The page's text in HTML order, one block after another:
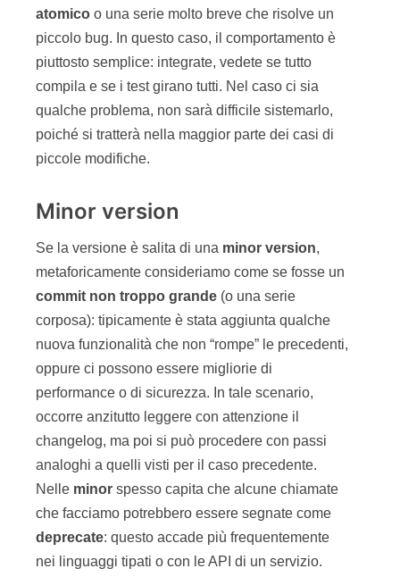
atomico o una serie molto breve che risolve un
piccolo bug. In questo caso, il comportamento è
piuttosto semplice: integrate, vedete se tutto
compila e se i test girano tutti. Nel caso ci sia
qualche problema, non sarà difficile sistemarlo,
poiché si tratterà nella maggior parte dei casi di
piccole modifiche.
Minor version
Se la versione è salita di una minor version,
metaforicamente consideriamo come se fosse un
commit non troppo grande (o una serie
corposa): tipicamente è stata aggiunta qualche
nuova funzionalità che non “rompe” le precedenti,
oppure ci possono essere migliorie di
performance o di sicurezza. In tale scenario,
occorre anzitutto leggere con attenzione il
changelog, ma poi si può procedere con passi
analoghi a quelli visti per il caso precedente.
Nelle minor spesso capita che alcune chiamate
che facciamo potrebbero essere segnate come
deprecate: questo accade più frequentemente
nei linguaggi tipati o con le API di un servizio.